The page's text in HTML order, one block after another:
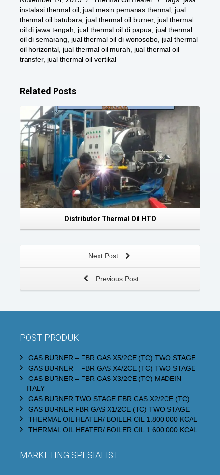
instalasi thermal oil jual mesin pemanas thermal jual
thermal oil batubara
jual thermal oil burner, jual thermal
oil di jawa tengah
jual thermal oil di papua
jual thermal
oil di semarang
jual thermal oil di wonosobo jual thermal
oil horizontal jual thermal oil murah
jual thermal oil
transfer, jual thermal oil vertikal
Related Posts
Distributor Thermal Oil HTO
Next Post
Previous Post
POST PRODUK
GAS BURNER – FBR GAS X5/2CE (TC) TWO STAGE
GAS BURNER – FBR GAS X4/2CE (TC) TWO STAGE
GAS BURNER – FBR GAS X3/2CE (TC) MADEIN
ITALY
GAS BURNER TWO STAGE FBR GAS X2/2CE (TC)
GAS BURNER FBR GAS X1/2CE (TC) TWO STAGE
THERMAL OIL HEATER/ BOILER OIL 1.800.000 KCAL
THERMAL OIL HEATER/ BOILER OIL 1.600.000 KCAL
MARKETING SPESIALIST